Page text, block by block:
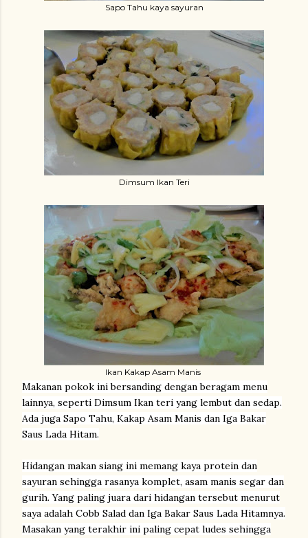
Sapo Tahu kaya sayuran
Dimsum Ikan Teri
Ikan Kakap Asam Manis
Makanan pokok ini bersanding dengan beragam menu
lainnya, seperti Dimsum Ikan teri yang lembut dan sedap.
Ada juga Sapo Tahu, Kakap Asam Manis dan Iga Bakar
Saus Lada Hitam.
Hidangan makan siang ini memang kaya protein dan
sayuran sehingga rasanya komplet, asam manis segar dan
gurih. Yang paling juara dari hidangan tersebut menurut
saya adalah Cobb Salad dan Iga Bakar Saus Lada Hitamnya.
Masakan yang terakhir ini paling cepat ludes sehingga